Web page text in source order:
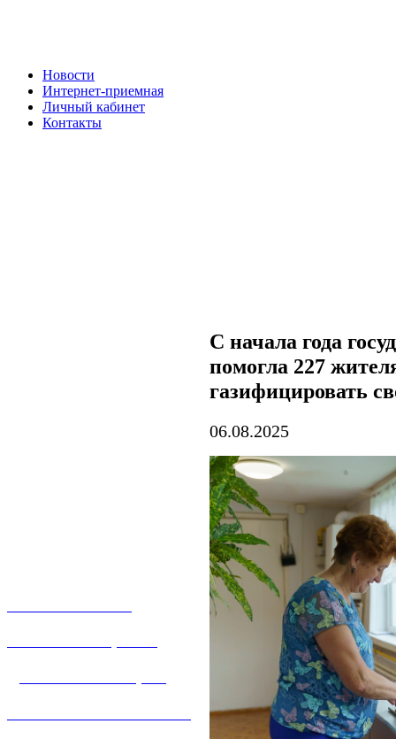
Новости
Интернет-приемная
Личный кабинет
Контакты
С начала года
помогла 227
газифицировать
06.08.2025